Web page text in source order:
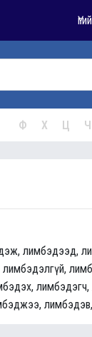
Ф Х Ц Ч
лимбэдээд,